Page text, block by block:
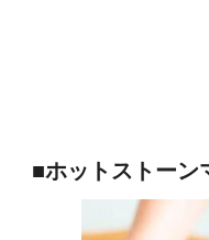
■ホットストーン